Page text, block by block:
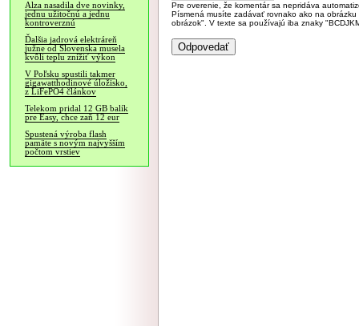
Alza nasadila dve novinky,
jednu užitočnú a jednu
kontroverznú
Ďalšia jadrová elektráreň
južne od Slovenska musela
kvôli teplu znížiť výkon
V Poľsku spustili takmer
gigawatthodinové úložisko,
z LiFePO4 článkov
Telekom pridal 12 GB balík
pre Easy, chce zaň 12 eur
Spustená výroba flash
pamäte s novým najvyšším
počtom vrstiev
Pre overenie, že komentár sa nepridáva
Písmená musíte zadávať rovnako ako na
obrázok". V texte sa používajú iba znaky